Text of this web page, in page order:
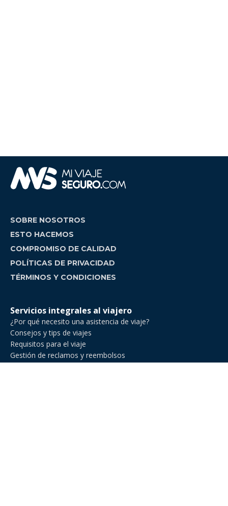
SOBRE NOSOTROS
ESTO HACEMOS
COMPROMISO DE CALIDAD
POLÍTICAS DE PRIVACIDAD
TÉRMINOS Y CONDICIONES
Servicios integrales al viajero
¿Por qué necesito una asistencia de viaje?
Consejos y tips de viajes
Requisitos para el viaje
Gestión de reclamos y reembolsos